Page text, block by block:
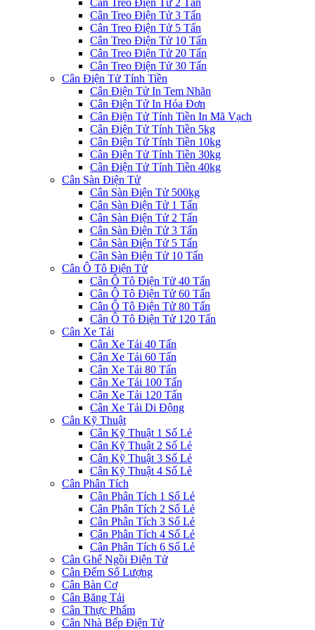
Cân Treo Điện Tử 2 Tấn
Cân Treo Điện Tử 3 Tấn
Cân Treo Điện Tử 5 Tấn
Cân Treo Điện Tử 10 Tấn
Cân Treo Điện Tử 20 Tấn
Cân Treo Điện Tử 30 Tấn
Cân Điện Tử Tính Tiền
Cân Điện Tử In Tem Nhãn
Cân Điện Tử In Hóa Đơn
Cân Điện Tử Tính Tiền In Mã Vạch
Cân Điện Tử Tính Tiền 5kg
Cân Điện Tử Tính Tiền 10kg
Cân Điện Tử Tính Tiền 30kg
Cân Điện Tử Tính Tiền 40kg
Cân Sàn Điện Tử
Cân Sàn Điện Tử 500kg
Cân Sàn Điện Tử 1 Tấn
Cân Sàn Điện Tử 2 Tấn
Cân Sàn Điện Tử 3 Tấn
Cân Sàn Điện Tử 5 Tấn
Cân Sàn Điện Tử 10 Tấn
Cân Ô Tô Điện Tử
Cân Ô Tô Điện Tử 40 Tấn
Cân Ô Tô Điện Tử 60 Tấn
Cân Ô Tô Điện Tử 80 Tấn
Cân Ô Tô Điện Tử 120 Tấn
Cân Xe Tải
Cân Xe Tải 40 Tấn
Cân Xe Tải 60 Tấn
Cân Xe Tải 80 Tấn
Cân Xe Tải 100 Tấn
Cân Xe Tải 120 Tấn
Cân Xe Tải Di Động
Cân Kỹ Thuật
Cân Kỹ Thuật 1 Số Lẻ
Cân Kỹ Thuật 2 Số Lẻ
Cân Kỹ Thuật 3 Số Lẻ
Cân Kỹ Thuật 4 Số Lẻ
Cân Phân Tích
Cân Phân Tích 1 Số Lẻ
Cân Phân Tích 2 Số Lẻ
Cân Phân Tích 3 Số Lẻ
Cân Phân Tích 4 Số Lẻ
Cân Phân Tích 6 Số Lẻ
Cân Ghế Ngồi Điện Tử
Cân Đếm Số Lượng
Cân Bàn Cơ
Cân Băng Tải
Cân Thực Phẩm
Cân Nhà Bếp Điện Tử